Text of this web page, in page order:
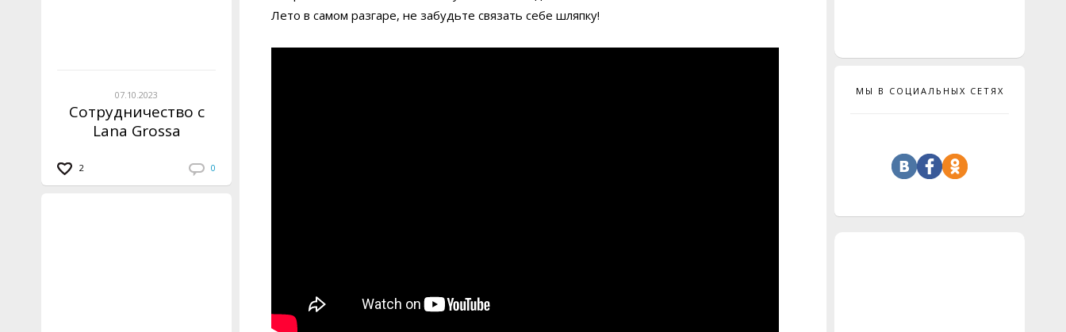
2 0
07.10.2023
Сотрудничество с
Lana Grossa
Лето в самом разгаре, не забудьте связать себе шляпку!
МЫ В СОЦИАЛЬНЫХ СЕТЯХ